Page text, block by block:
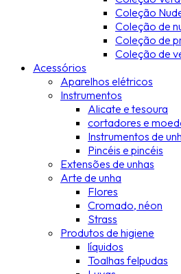
Coleção
Coleção de
Coleção de
Coleção de
Acessórios
Aparelhos elétricos
Instrumentos
Alicate e tesoura
cortadores e
Instrumentos de
Pincéis e pincéis
Extensões de unhas
Arte de unha
Flores
Cromado, néon
Strass
Produtos de higiene
líquidos
Toalhas felpudas